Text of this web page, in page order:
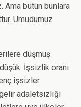
Ama bütün bunlara
Umudumuz
düşmüş
İşsizlik oranı
işsizler
adaletsizliği